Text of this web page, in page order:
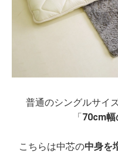
普通のシングルサイ
「 70cm幅
こちらは中芯の中身を